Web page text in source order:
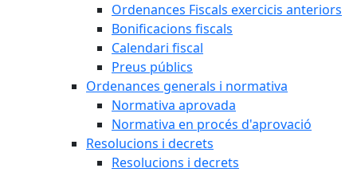
Ordenances Fiscals exercicis anteriors
Bonificacions fiscals
Calendari fiscal
Preus públics
Ordenances generals i normativa
Normativa aprovada
Normativa en procés d'aprovació
Resolucions i decrets
Resolucions i decrets